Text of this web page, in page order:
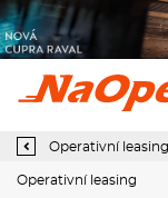
Operativní leasing Volkswagen
Operativní leasing
Operativní leasing